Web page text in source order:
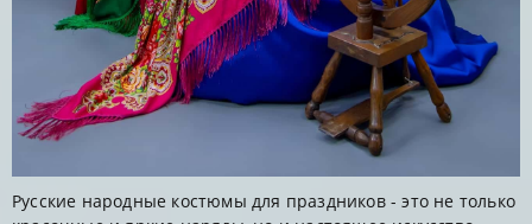
Русские народные костюмы для праздников - это не только